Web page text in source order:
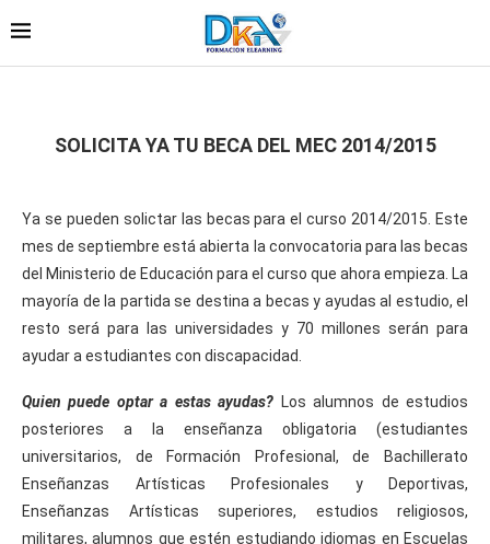
SOLICITA YA TU BECA DEL MEC 2014/2015
Ya se pueden solictar las becas para el curso 2014/2015. Este
mes de septiembre está abierta la convocatoria para las becas
del Ministerio de Educación para el curso que ahora empieza. La
mayoría de la partida se destina a becas y ayudas al estudio, el
resto será para las universidades y 70 millones serán para
ayudar a estudiantes con discapacidad.
Quien puede optar a estas ayudas? Los alumnos de estudios
posteriores a la enseñanza obligatoria (estudiantes
universitarios, de Formación Profesional, de Bachillerato
Enseñanzas Artísticas Profesionales y Deportivas,
Enseñanzas Artísticas superiores, estudios religiosos,
militares, alumnos que estén estudiando idiomas en Escuelas